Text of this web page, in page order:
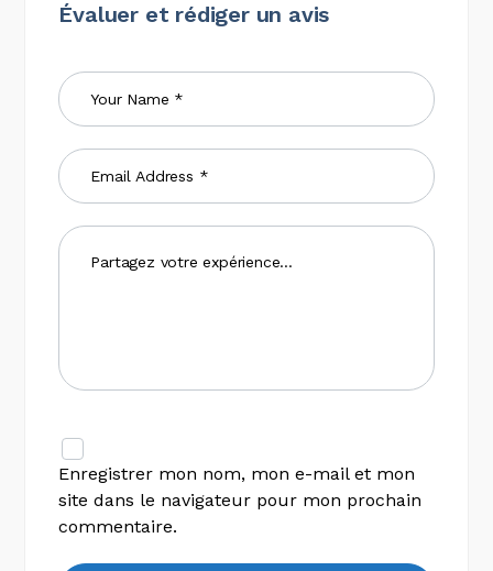
Évaluer et rédiger un avis
Enregistrer mon nom, mon e-mail et mon
site dans le navigateur pour mon prochain
commentaire.